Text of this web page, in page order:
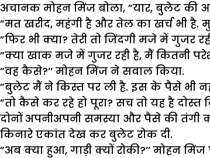
अचानक मोहन मिंज बोला, ”यार, बुलेट की
”मत खरीद, महंगी है और तेल का खर्च भी है.
”फिर भी क्या? तेरी तो जिंदगी मजे में गुजर रही
”क्या खाक मजे में गुजर रही है, मैं कितनी
”वह कैसे?’’ मोहन मिंज ने सवाल किया.
”बुलेट मैं ने किस्त पर ली है. इस के पैसे भी
”तो कैसे कर रहे हो पूरा? सच तो यह है दोस्त
दोनों अपनीअपनी समस्या और पैसे की तंगी
किनारे एकांत देख कर बुलेट रोक दी.
”अब क्या हुआ, गाड़ी क्यों रोकी?’’ मोहन